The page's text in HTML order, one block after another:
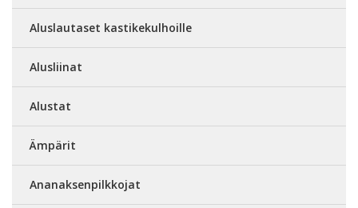
Aluslautaset kastikekulhoille
Alusliinat
Alustat
Ämpärit
Ananaksenpilkkojat